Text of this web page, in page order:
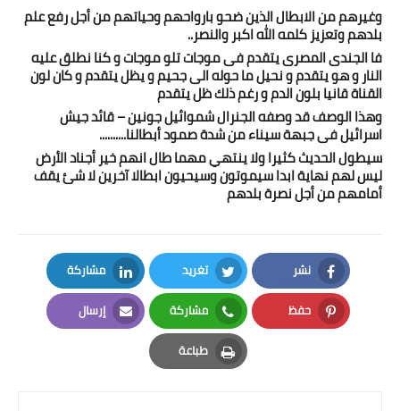
وغيرهم من الابطال الذين ضحو بارواحهم وحياتهم من أجل رفع علم
بلدهم وتعزيز كلمه الله اكبر والنصر..
فا الجندى المصرى يتقدم فى موجات تلو موجات و كنا نطلق عليه
النار و هو يتقدم و نحيل ما حوله الى جحيم و يظل يتقدم و كان لون
القناة قانيا بلون الدم و رغم ذلك ظل يتقدم
وهذا الوصف قد وصفه الجنرال شموائيل جونين – قائد جيش
اسرائيل فى جبهة سيناء من شدة صمود أبطالنا..........
سيطول الحديث كثيرا ولا ينتهي مهما طال انهم خير أجناد الأرض
ليس لهم نهاية ابدا سيموتون وسيحيون ابطالا آخرين لا شئ يقف
أمامهم من أجل نصرة بلدهم
نشر
Facebook
تغريد
Twitter
مشاركة
LinkedIn
حفظ
Pinterest
مشاركة
Whatsapp
إرسال
Email
طباعة
Print